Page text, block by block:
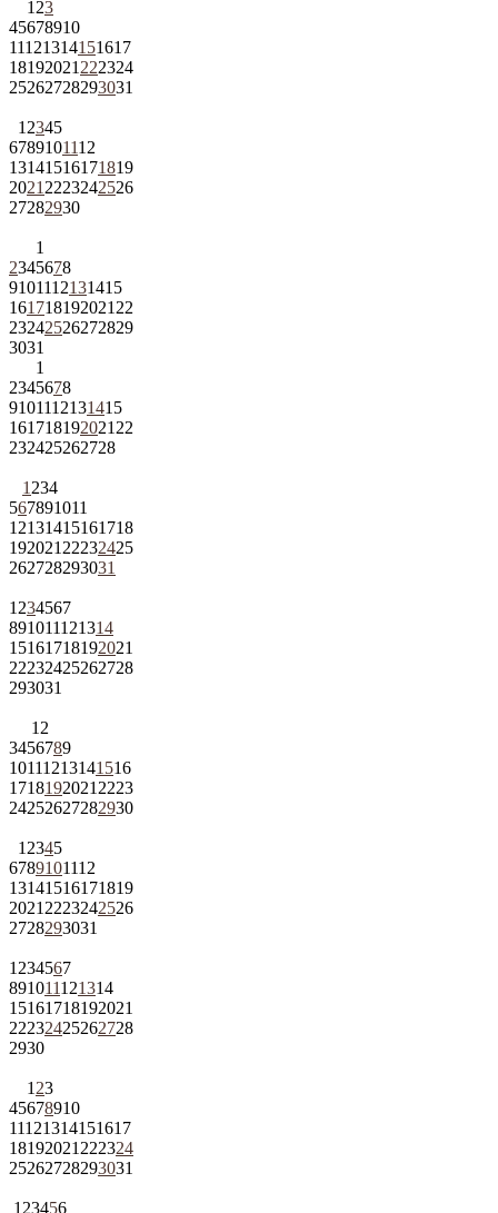
1 23
45678910
11121314151617
18192021 222324
25262728293031
1 2345
6789101112
13141516171819
2021 2223242526
27282930
1
2345678
9101112131415
161718192021 22
23242526272829
3031
1
2345678
9101112131415
161718192021 22
232425262728
1 234
567891011
12131415161718
192021 22232425
262728293031
1 234567
891011121314
15161718192021
22232425262728
293031
1 2
3456789
10111213141516
1718192021 2223
24252627282930
1 2345
6789101112
13141516171819
2021 2223242526
2728293031
1 234567
891011121314
15161718192021
22232425262728
2930
1 23
45678910
11121314151617
18192021 222324
25262728293031
1 23456